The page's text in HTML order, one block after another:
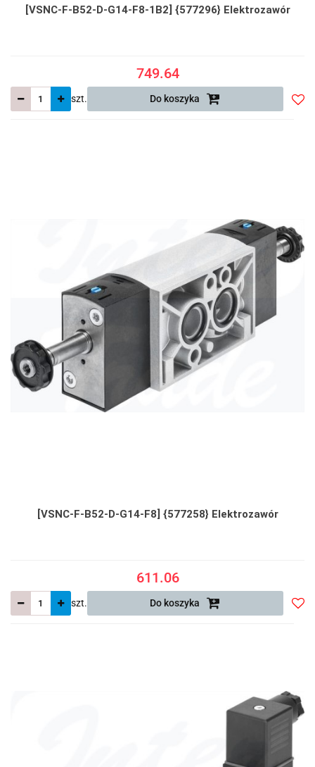
[VSNC-F-B52-D-G14-F8-1B2] {577296} Elektrozawór
749.64
szt. Do koszyka
[VSNC-F-B52-D-G14-F8] {577258} Elektrozawór
611.06
szt. Do koszyka